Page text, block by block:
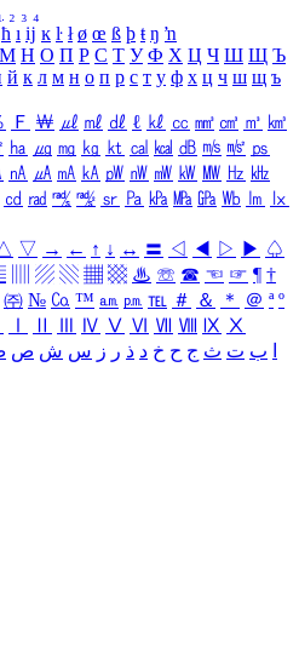
₂ ₃ ₄
ħ ı ĳ ĸ ŀ ł ø œ ß þ ŧ ŋ ŉ
М Н О П Р С Т У Ф Х Ц Ч Ш Щ Ъ
й к л м н о п р с т у ф х ц ч ш щ ъ
Ｆ ￦ ㎕ ㎖ ㎗ ℓ ㎘ ㏄ ㎣ ㎤ ㎥ ㎦
㏊ ㎍ ㎎ ㎏ ㏏ ㎈ ㎉ ㏈ ㎧ ㎨ ㎰
㎁ ㎂ ㎃ ㎄ ㎺ ㎻ ㎽ ㎾ ㎿ ㎐ ㎑
㏅ ㎭ ㎮ ㎯ ㏛ ㎩ ㎪ ㎫ ㎬ ㏝ ㏐
㏓
▽ → ← ↑ ↓ ↔ 〓 ◁ ◀ ▷ ▶ ♤
▨ ▧ ▦ ▩ ♨ ☏ ☎ ☜ ☞ ¶ †
㈜ № ㏇ ™ ㏂ ㏘ ℡ ＃ ＆ ＊ ＠ ª º
Ⅳ Ⅴ Ⅵ Ⅶ Ⅷ Ⅸ Ⅹ
ب ت ث ج ح خ د ذ ر ز س ش ص